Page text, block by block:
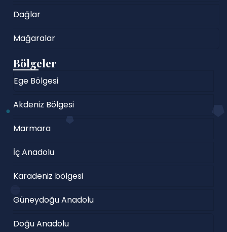
Dağlar
Mağaralar
Bölgeler
Ege Bölgesi
Akdeniz Bölgesi
Marmara
İç Anadolu
Karadeniz bölgesi
Güneydoğu Anadolu
Doğu Anadolu